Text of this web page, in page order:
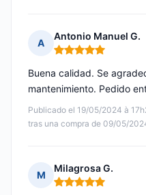
A
Antonio Manuel G.
Nota: 5 de 5
Publicado el 19/05/2024 à
tras una compra de 09/05/
Buena calidad. Se
mantenimiento. Pedido
M
Milagrosa G.
Nota: 5 de 5